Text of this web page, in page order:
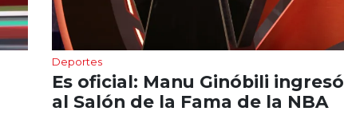
Deportes
Es oficial: Manu Ginóbili ingresó
al Salón de la Fama de la NBA